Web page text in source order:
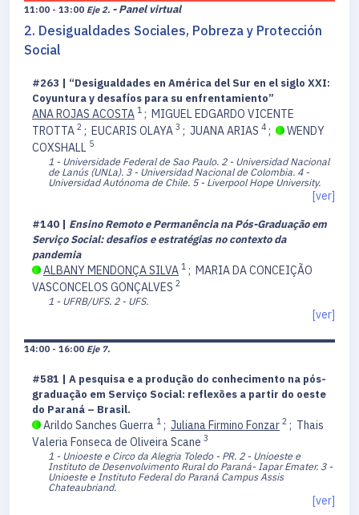
11:00 - 13:00 Eje 2. - Panel virtual
2. Desigualdades Sociales, Pobreza y Protección
Social
#263 | “Desigualdades en América del Sur en el siglo XXI:
Coyuntura y desafíos para su enfrentamiento”
ANA ROJAS ACOSTA 1 ; MIGUEL EDGARDO VICENTE
TROTTA 2 ; EUCARIS OLAYA 3 ; JUANA ARIAS 4 ;
WENDY
COXSHALL 5
1 - Universidade Federal de Sao Paulo. 2 - Universidad Nacional
de Lanús (UNLa). 3 - Universidad Nacional de Colombia. 4 -
Universidad Autónoma de Chile. 5 - Liverpool Hope University.
[ver]
#140 | Ensino Remoto e Permanência na Pós-Graduação em
Serviço Social: desafios e estratégias no contexto da
pandemia
ALBANY MENDONÇA SILVA 1 ; MARIA DA CONCEIÇÃO
VASCONCELOS GONÇALVES 2
1 - UFRB/UFS. 2 - UFS.
[ver]
14:00 - 16:00 Eje 7.
#581 | A pesquisa e a produção do conhecimento na pós-
graduação em Serviço Social: reflexões a partir do oeste
do Paraná – Brasil.
Arildo Sanches Guerra 1 ; Juliana Firmino Fonzar 2 ; Thais
Valeria Fonseca de Oliveira Scane 3
1 - Unioeste e Circo da Alegria Toledo - PR. 2 - Unioeste e
Instituto de Desenvolvimento Rural do Paraná- Iapar Emater. 3 -
Unioeste e Instituto Federal do Paraná Campus Assis
Chateaubriand.
[ver]